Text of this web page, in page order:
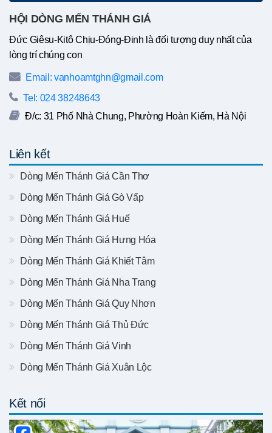
HỘI DÒNG MẾN THÁNH GIÁ
Đức Giêsu-Kitô Chịu-Đóng-Đinh là đối tượng duy nhất của
lòng trí chúng con
Email: vanhoamtghn@gmail.com
Tel: 024 38248643
Đ/c: 31 Phố Nhà Chung, Phường Hoàn Kiếm, Hà Nội
Liên kết
Dòng Mến Thánh Giá Cần Thơ
Dòng Mến Thánh Giá Gò Vấp
Dòng Mến Thánh Giá Huế
Dòng Mến Thánh Giá Hưng Hóa
Dòng Mến Thánh Giá Khiết Tâm
Dòng Mến Thánh Giá Nha Trang
Dòng Mến Thánh Giá Quy Nhơn
Dòng Mến Thánh Giá Thủ Đức
Dòng Mến Thánh Giá Vinh
Dòng Mến Thánh Giá Xuân Lộc
Kết nối